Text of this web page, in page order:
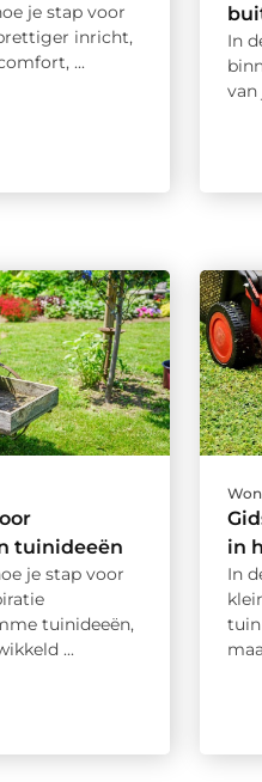
je stap voor
inricht,
...
In
van
tuinideeën
je stap voor
tuinideeën,
...
in
In